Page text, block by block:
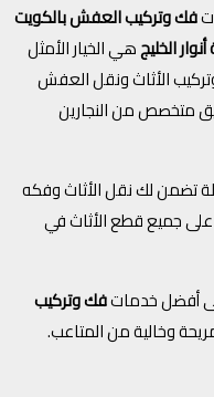
فك وتركيب العفش بالكويت
الخليجهي الخيار الأمثل
الأثاث ونقل العفش
متخصص من النجارين
تضمن لك نقل الأثاث وفكه
جميع قطع الأثاث في
أفضل خدماتفك وتركيب
وخالية من المتاعب.